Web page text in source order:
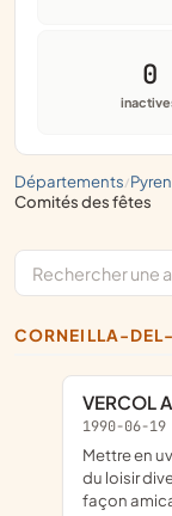
départements/
comités des fêtes
0
CORNEILLA-
VERCOL
1990-06-19
Mettre en uvre toute action propre à développer le goût
du loisir
façon